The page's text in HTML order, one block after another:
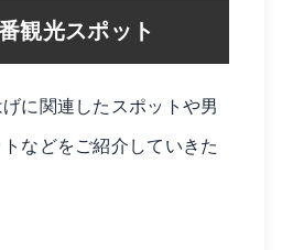
観光スポット
に関連したスポットや男
などをご紹介していきた